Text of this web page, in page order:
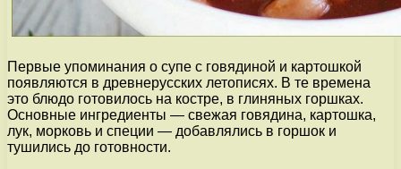
Первые упоминания о супе с говядиной и картошкой
появляются в древнерусских летописях. В те времена
это блюдо готовилось на костре, в глиняных горшках.
Основные ингредиенты — свежая говядина, картошка,
лук, морковь и специи — добавлялись в горшок и
тушились до готовности.